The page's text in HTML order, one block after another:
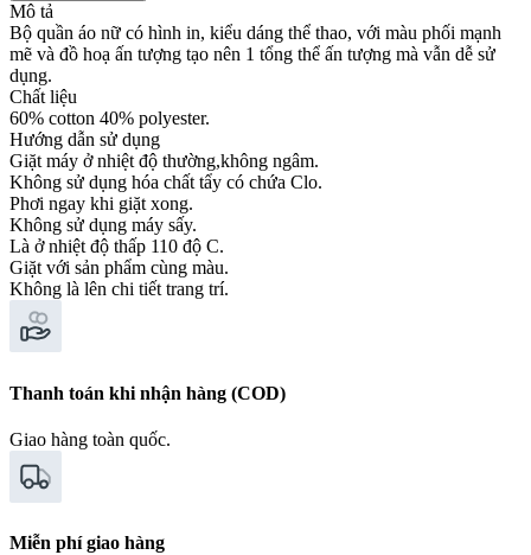
Mô tả
Bộ quần áo nữ có hình in, kiểu dáng thể thao, với màu phối mạnh
mẽ và đồ hoạ ấn tượng tạo nên 1 tổng thể ấn tượng mà vẫn dễ sử
dụng.
Chất liệu
60% cotton 40% polyester.
Hướng dẫn sử dụng
Giặt máy ở nhiệt độ thường,không ngâm.
Không sử dụng hóa chất tẩy có chứa Clo.
Phơi ngay khi giặt xong.
Không sử dụng máy sấy.
Là ở nhiệt độ thấp 110 độ C.
Giặt với sản phẩm cùng màu.
Không là lên chi tiết trang trí.
Thanh toán khi nhận hàng (COD)
Giao hàng toàn quốc.
Miễn phí giao hàng